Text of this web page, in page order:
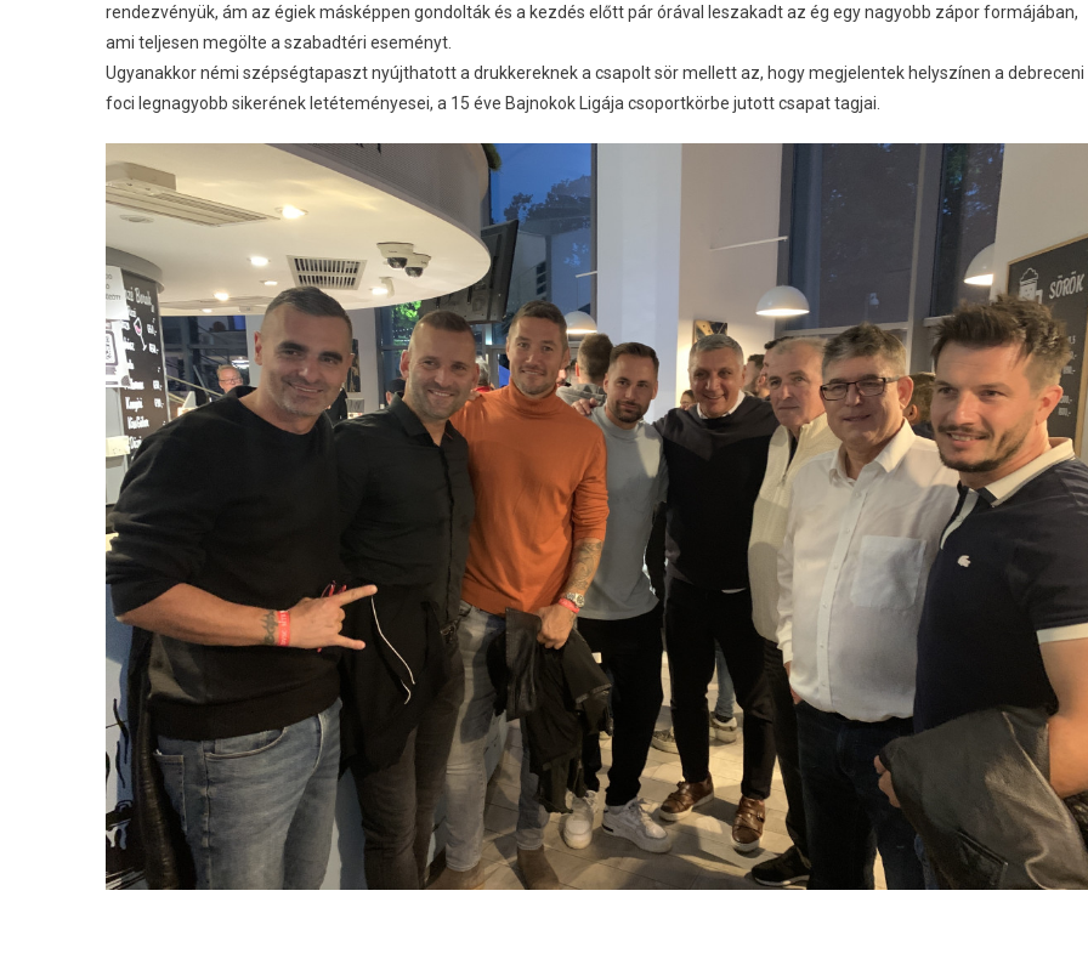
rendezvényük, ám az égiek másképpen gondolták és a kezdés előtt pár órával leszakadt az ég egy nagyobb zápor formájában,
ami teljesen megölte a szabadtéri eseményt.
Ugyanakkor némi szépségtapaszt nyújthatott a drukkereknek a csapolt sör mellett az, hogy megjelentek helyszínen a debreceni
foci legnagyobb sikerének letéteményesei, a 15 éve Bajnokok Ligája csoportkörbe jutott csapat tagjai.